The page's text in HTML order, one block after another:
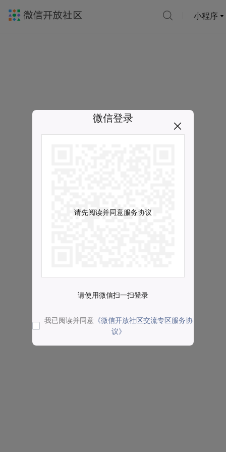
小程序
微信登录
请先阅读并同意服务协议
请使用微信扫一扫登录
我已阅读并同意 《微信开放社区交流专区服务协
议》